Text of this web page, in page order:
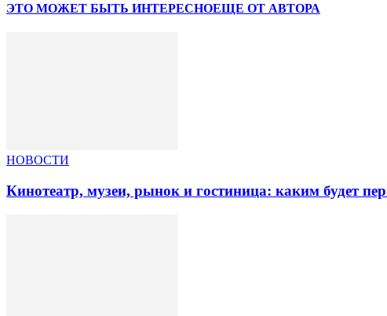
ЭТО МОЖЕТ БЫТЬ ИНТЕРЕСНОЕЩЕ ОТ АВТОРА
НОВОСТИ
Кинотеатр, музеи, рынок и гостиница: каким будет